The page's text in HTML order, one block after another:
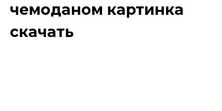
чемоданом картинка
скачать